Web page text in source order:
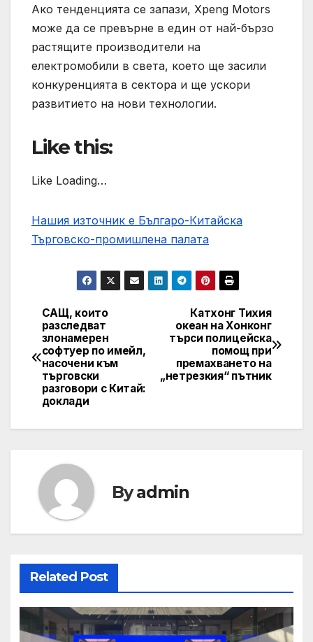
Ако тенденцията се запази, Xpeng Motors
може да се превърне в един от най-бързо
растящите производители на
електромобили в света, което ще засили
конкуренцията в сектора и ще ускори
развитието на нови технологии.
Like this:
Like Loading…
Нашия източник е Българо-Китайска
Търговско-промишлена палaта
Post
navigation
Катхонг Тихия
океан на Хонконг
търси полицейска
помощ при
премахването на
„нетрезкия“ пътник
САЩ, които
разследват
злонамерен
софтуер по имейл,
насочени към
търговски
разговори с Китай:
доклади
Byadmin
Related Post